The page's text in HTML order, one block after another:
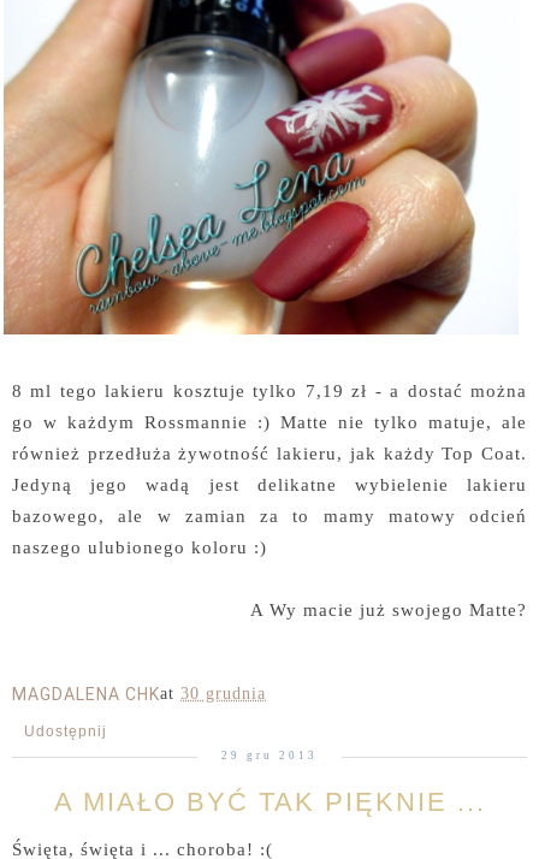
8 ml tego lakieru kosztuje tylko 7,19 zł - a dostać można
go w każdym Rossmannie :) Matte nie tylko matuje, ale
również przedłuża żywotność lakieru, jak każdy Top Coat.
Jedyną jego wadą jest delikatne wybielenie lakieru
bazowego, ale w zamian za to mamy matowy odcień
naszego ulubionego koloru :)
A Wy macie już swojego Matte?
MAGDALENA CHKat 30 grudnia
Udostępnij
29 gru 2013
A MIAŁO BYĆ TAK PIĘKNIE ...
Święta, święta i ... choroba! :(